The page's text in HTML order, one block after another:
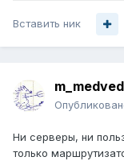
Вставить ник
m_medved
Ни серверы, ни
только